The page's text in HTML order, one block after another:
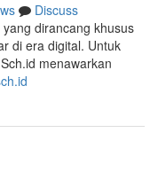
Discuss
dirancang khusus
di era digital. Untuk
menawarkan